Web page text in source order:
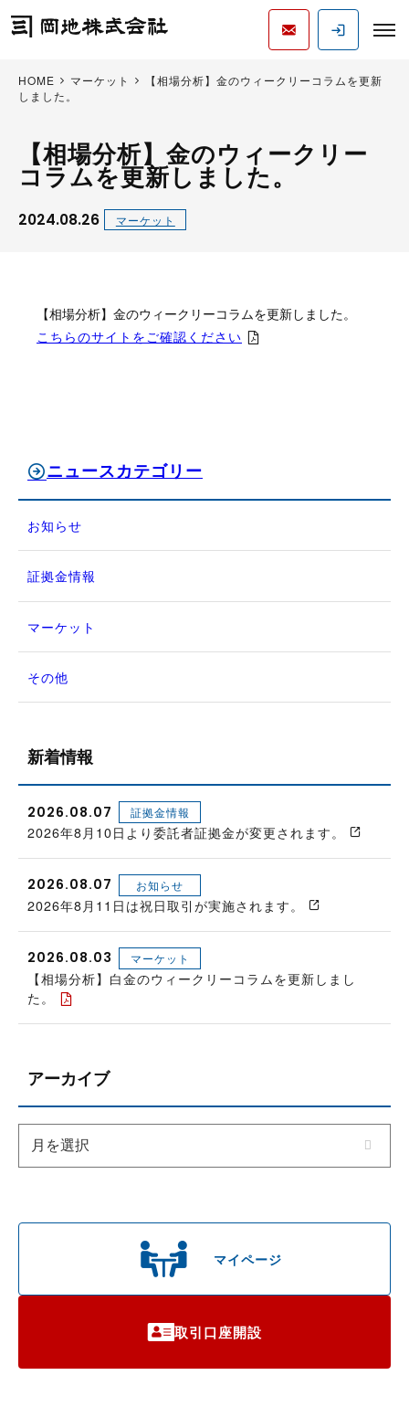
HOME マーケット
【相場分析】金のウィークリーコラムを更新
しました。
【相場分析】金のウィークリー
コラムを更新しました。
2024.08.26 マーケット
【相場分析】金のウィークリーコラムを更新しました。
こちらのサイトをご確認ください
マイページ
取引口座開設
ニュースカテゴリー
お知らせ
証拠金情報
マーケット
その他
新着情報
2026.08.07 証拠金情報
2026年8月10日より委託者証拠金が変更されます。
2026.08.07 お知らせ
2026年8月11日は祝日取引が実施されます。
2026.08.03 マーケット
【相場分析】白金のウィークリーコラムを更新しまし
た。
アーカイブ